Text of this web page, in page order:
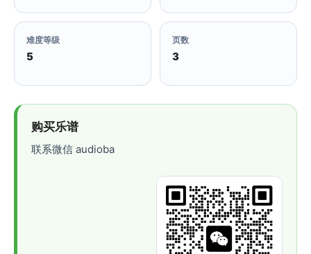
难度等级
5
页数
3
购买乐谱
联系微信 audioba